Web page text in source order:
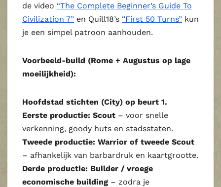
de video “The Complete Beginner’s Guide To
Civilization 7” en Quill18’s “First 50 Turns” kun
je een simpel patroon aanhouden.
Voorbeeld-build (Rome + Augustus op lage
moeilijkheid):
Hoofdstad stichten (City) op beurt 1.
Eerste productie: Scout – voor snelle
verkenning, goody huts en stadsstaten.
Tweede productie: Warrior of tweede Scout
– afhankelijk van barbardruk en kaartgrootte.
Derde productie: Builder / vroege
economische building – zodra je